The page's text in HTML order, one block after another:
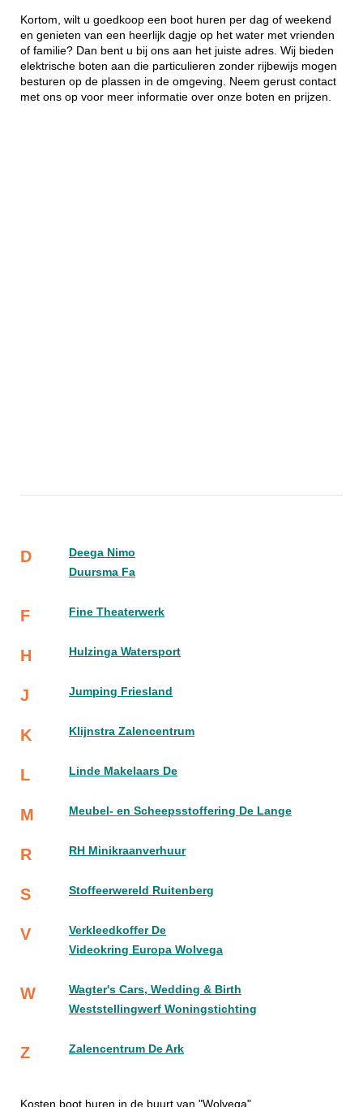
Kortom, wilt u goedkoop een boot huren per dag of weekend
en genieten van een heerlijk dagje op het water met vrienden
of familie? Dan bent u bij ons aan het juiste adres. Wij bieden
elektrische boten aan die particulieren zonder rijbewijs mogen
besturen op de plassen in de omgeving. Neem gerust contact
met ons op voor meer informatie over onze boten en prijzen.
D
Deega Nimo
Duursma Fa
F Fine Theaterwerk
H Hulzinga Watersport
J Jumping Friesland
K Klijnstra Zalencentrum
L Linde Makelaars De
M Meubel- en Scheepsstoffering De Lange
R RH Minikraanverhuur
S Stoffeerwereld Ruitenberg
V
Verkleedkoffer De
Videokring Europa Wolvega
W
Wagter's Cars, Wedding & Birth
Weststellingwerf Woningstichting
Z Zalencentrum De Ark
Kosten boot huren in de buurt van "Wolvega"